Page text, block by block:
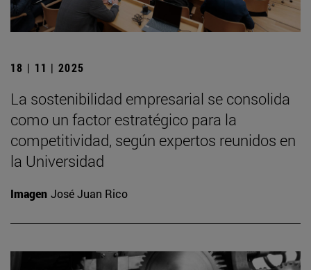
18 | 11 | 2025
La sostenibilidad empresarial se consolida
como un factor estratégico para la
competitividad, según expertos reunidos en
la Universidad
Imagen José Juan Rico